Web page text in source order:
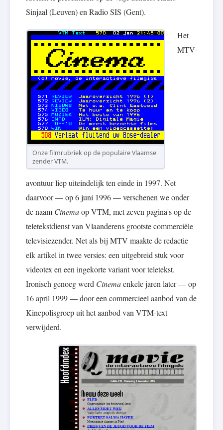
Sinjaal (Leuven) en Radio SIS (Gent).
Onze filmrubriek op de populaire Vlaamse
zender VTM.
Het
MTV-
avontuur liep uiteindelijk ten einde in 1997. Net
daarvoor — op 6 juni 1996 — verschenen we onder
de naam Cinemaop VTM, met zeven pagina's op de
teletekstdienst van Vlaanderens grootste commerciële
televisiezender. Net als bij MTV maakte de redactie
elk artikel in twee versies: een uitgebreid stuk voor
videotex en een ingekorte variant voor teletekst.
Ironisch genoeg werd Cinemaenkele jaren later — op
16 april 1999 — door een commercieel aanbod van de
Kinepolisgroep uit het aanbod van VTM-text
verwijderd.